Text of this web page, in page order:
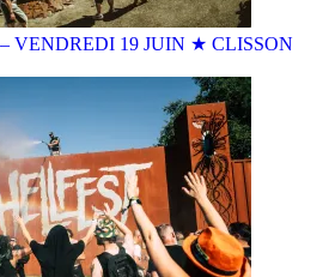
VENDREDI 19 JUIN ★ CLISSON